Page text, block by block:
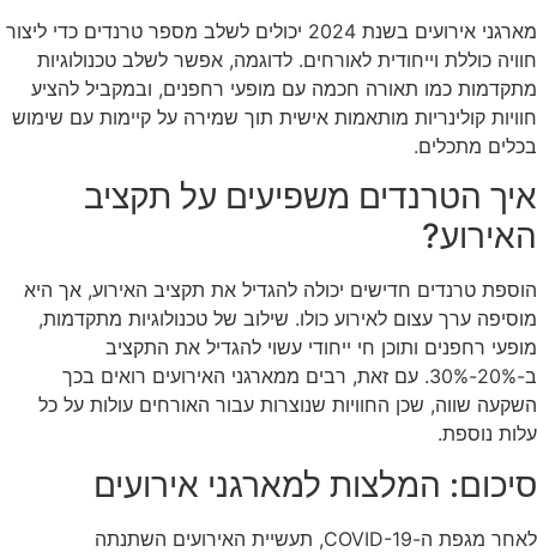
מארגני אירועים בשנת 2024 יכולים לשלב מספר טרנדים כדי ליצור
חוויה כוללת וייחודית לאורחים. לדוגמה, אפשר לשלב טכנולוגיות
מתקדמות כמו תאורה חכמה עם מופעי רחפנים, ובמקביל להציע
חוויות קולינריות מותאמות אישית תוך שמירה על קיימות עם שימוש
בכלים מתכלים.
איך הטרנדים משפיעים על תקציב
האירוע?
הוספת טרנדים חדישים יכולה להגדיל את תקציב האירוע, אך היא
מוסיפה ערך עצום לאירוע כולו. שילוב של טכנולוגיות מתקדמות,
מופעי רחפנים ותוכן חי ייחודי עשוי להגדיל את התקציב
ב-20%-30%. עם זאת, רבים ממארגני האירועים רואים בכך
השקעה שווה, שכן החוויות שנוצרות עבור האורחים עולות על כל
עלות נוספת.
סיכום: המלצות למארגני אירועים
לאחר מגפת ה-COVID-19, תעשיית האירועים השתנתה